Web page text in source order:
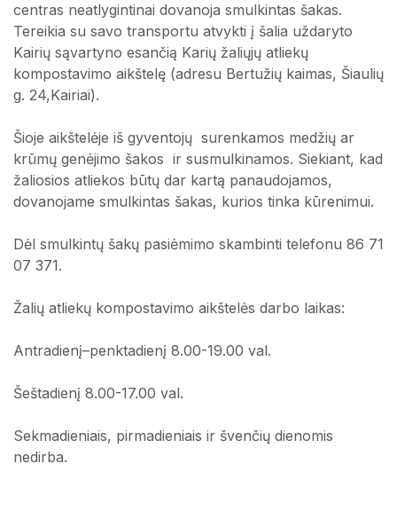
centras neatlygintinai dovanoja smulkintas šakas.
Tereikia su savo transportu atvykti į šalia uždaryto
Kairių sąvartyno esančią Karių žaliųjų atliekų
kompostavimo aikštelę (adresu Bertužių kaimas, Šiaulių
g. 24,Kairiai).
Šioje aikštelėje iš gyventojų surenkamos medžių ar
krūmų genėjimo šakos ir susmulkinamos. Siekiant, kad
žaliosios atliekos būtų dar kartą panaudojamos,
dovanojame smulkintas šakas, kurios tinka kūrenimui.
Dėl smulkintų šakų pasiėmimo skambinti telefonu 86 71
07 371.
Žalių atliekų kompostavimo aikštelės darbo laikas:
Antradienį–penktadienį 8.00-19.00 val.
Šeštadienį 8.00-17.00 val.
Sekmadieniais, pirmadieniais ir švenčių dienomis
nedirba.